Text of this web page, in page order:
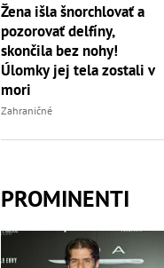
Žena išla šnorchlovať a
pozorovať delfíny,
skončila bez nohy!
Úlomky jej tela zostali v
mori
Zahraničné
PROMINENTI